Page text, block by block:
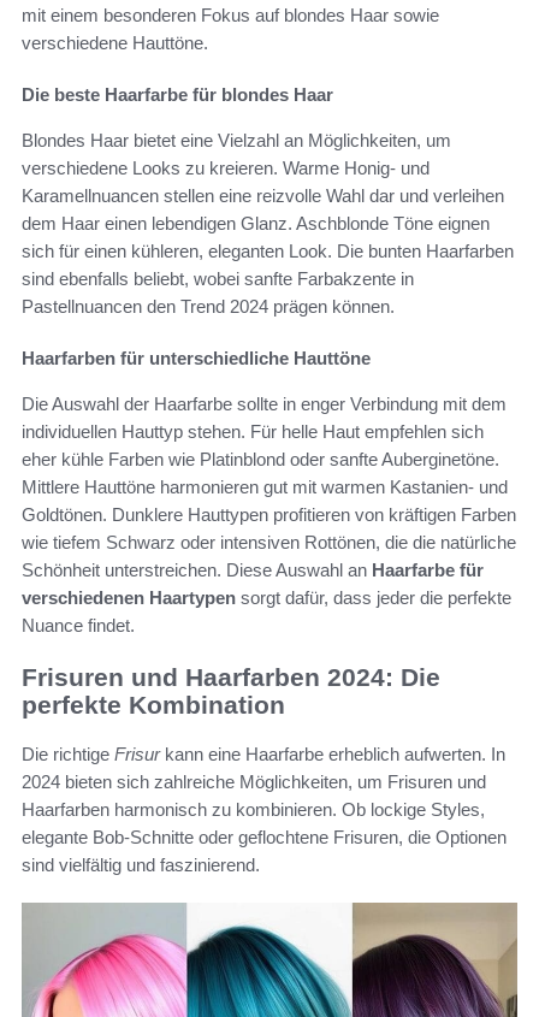
mit einem besonderen Fokus auf blondes Haar sowie
verschiedene Hauttöne.
Die beste Haarfarbe für blondes Haar
Blondes Haar bietet eine Vielzahl an Möglichkeiten, um
verschiedene Looks zu kreieren. Warme Honig- und
Karamellnuancen stellen eine reizvolle Wahl dar und verleihen
dem Haar einen lebendigen Glanz. Aschblonde Töne eignen
sich für einen kühleren, eleganten Look. Die bunten Haarfarben
sind ebenfalls beliebt, wobei sanfte Farbakzente in
Pastellnuancen den Trend 2024 prägen können.
Haarfarben für unterschiedliche Hauttöne
Die Auswahl der Haarfarbe sollte in enger Verbindung mit dem
individuellen Hauttyp stehen. Für helle Haut empfehlen sich
eher kühle Farben wie Platinblond oder sanfte Auberginetöne.
Mittlere Hauttöne harmonieren gut mit warmen Kastanien- und
Goldtönen. Dunklere Hauttypen profitieren von kräftigen Farben
wie tiefem Schwarz oder intensiven Rottönen, die die natürliche
Schönheit unterstreichen. Diese Auswahl an Haarfarbe für
verschiedenen Haartypen sorgt dafür, dass jeder die perfekte
Nuance findet.
Frisuren und Haarfarben 2024: Die
perfekte Kombination
Die richtige Frisurkann eine Haarfarbe erheblich aufwerten. In
2024 bieten sich zahlreiche Möglichkeiten, um Frisuren und
Haarfarben harmonisch zu kombinieren. Ob lockige Styles,
elegante Bob-Schnitte oder geflochtene Frisuren, die Optionen
sind vielfältig und faszinierend.